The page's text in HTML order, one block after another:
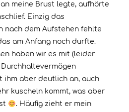
meine Brust legte, aufhörte
Einzig das
nach dem Aufstehen fehlte
am Anfang noch durfte.
haben wir es mit (leider
ihm aber deutlich an, auch
kuscheln kommt, was aber
. Häufig zieht er mein